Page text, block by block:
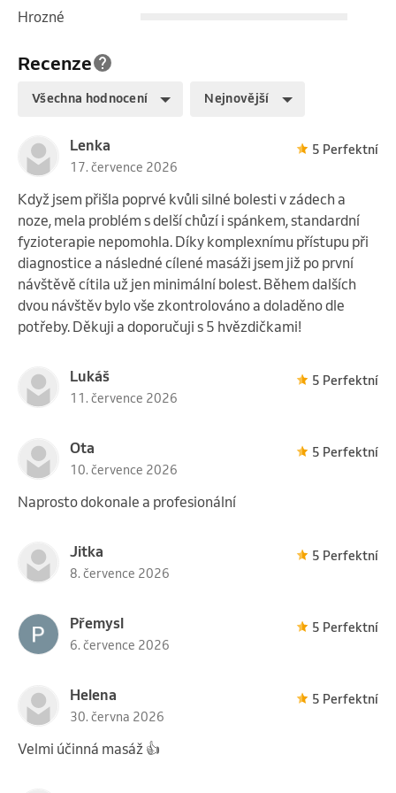
komplexní práci s problematickými oblastmi.
Recenze
Všechna hodnocení Nejnovější
Lenka
17. července 2026
5 Perfektní
Když jsem přišla poprvé kvůli silné bolesti v zádech a
noze, mela problém s delší chůzí i spánkem, standardní
fyzioterapie nepomohla. Díky komplexnímu přístupu při
diagnostice a následné cílené masáži jsem již po první
návštěvě cítila už jen minimální bolest. Během dalších
dvou návštěv bylo vše zkontrolováno a doladěno dle
potřeby. Děkuji a doporučuji s 5 hvězdičkami!
Lukáš
11. července 2026
5 Perfektní
Ota
10. července 2026
5 Perfektní
Naprosto dokonale a profesionální
Jitka
8. července 2026
5 Perfektní
Přemysl
6. července 2026
5 Perfektní
Helena
30. června 2026
5 Perfektní
Velmi účinná masáž 👍
Hrozné